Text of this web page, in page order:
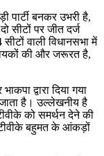
पार्टी बनकर उभरी है,
सीटों पर जीत दर्ज
वाली विधानसभा में
की और जरूरत है,
द्वारा दिया गया
है। उल्लेखनीय है
को समर्थन देने की
बहुमत के आंकड़ों